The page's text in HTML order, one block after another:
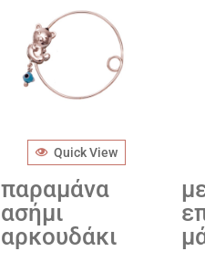
Quick View
παραμάνα
ασήμι
αρκουδάκι